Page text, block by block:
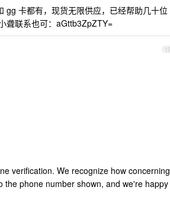
gg 卡都有，现货无限供应，已经帮助几十位
聋联系也可：aGttb3ZpZTY=
12
verification. We recognize how concerning
the phone number shown, and we're happy